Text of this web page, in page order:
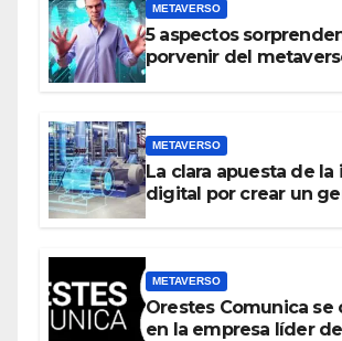
METAVERSO
5 aspectos
porvenir del
METAVERSO
La clara apuesta de la
digital por crear un
METAVERSO
Orestes Comunica se
en la empresa líder